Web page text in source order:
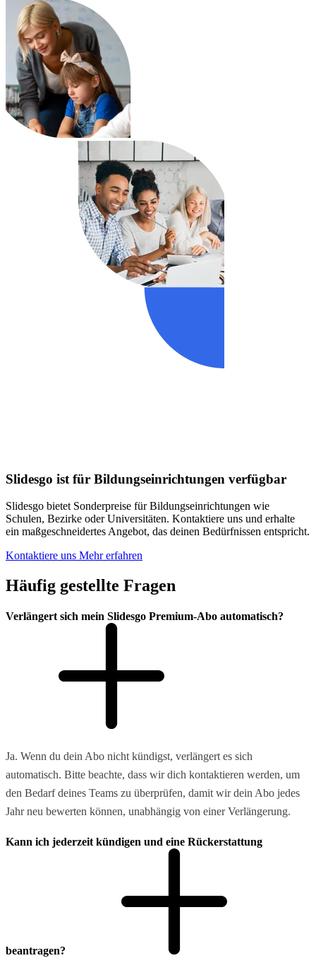
Slidesgo ist für Bildungseinrichtungen verfügbar
Slidesgo bietet Sonderpreise für Bildungseinrichtungen wie
Schulen, Bezirke oder Universitäten. Kontaktiere uns und erhalte
ein maßgeschneidertes Angebot, das deinen Bedürfnissen entspricht.
Kontaktiere uns Mehr erfahren
Häufig gestellte Fragen
Verlängert sich mein Slidesgo Premium-Abo automatisch?
Ja. Wenn du dein Abo nicht kündigst, verlängert es sich
automatisch. Bitte beachte, dass wir dich kontaktieren werden, um
den Bedarf deines Teams zu überprüfen, damit wir dein Abo jedes
Jahr neu bewerten können, unabhängig von einer Verlängerung.
Kann ich jederzeit kündigen und eine Rückerstattung
beantragen?